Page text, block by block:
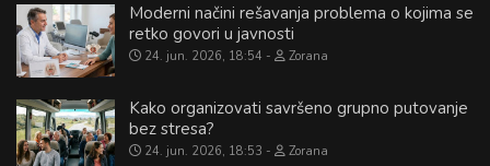
Moderni načini rešavanja problema o kojima se
retko govori u javnosti
24. jun. 2026, 18:54 Zorana
Kako organizovati savršeno grupno putovanje
bez stresa?
24. jun. 2026, 18:53 Zorana